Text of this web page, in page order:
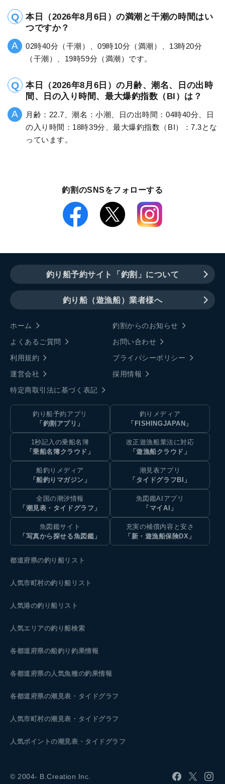
本日（2026年8月6日）の満潮と干潮の時間はい
つですか？
02時40分（干潮）、09時10分（満潮）、13時20分
（干潮）、19時59分（満潮）です。
本日（2026年8月6日）の月齢、潮名、日の出時
間、日の入り時間、最大爆釣指数（BI）は？
月齢：22.7、潮名：小潮、日の出時間：04時40分、日
の入り時間：18時39分、最大爆釣指数（BI）：7.3とな
っています。
釣割のSNSをフォローする
釣り船予約サイト「釣割」について
釣り船（遊漁船）業者様へ
ホーム
釣割からのお知らせ
よくあるご質問
お問い合わせ
利用規約
プライバシーポリシー
運営会社
採用情報
特定商取引法に基づく表記
釣り船予約アプリ
「釣割アプリ」
釣りメディア
「FISHINGJAPAN」
1秒記入の乗船名簿
「乗船名簿クラウド」
改正遊漁船業法に対応
「遊漁船クラウド」
船釣りメディア
「船釣りマガジン」
潮見表アプリ
「タイドグラフBI」
全国の潮汐情報
「潮見表・タイドグラフ」
魚図鑑AIアプリ
「マイAI」
魚図鑑サイト
「写真から探せる魚図鑑」
充実の補償内容と安さ
「新・遊漁船保険DX」
都道府県の釣り船リスト
人気市町村の釣り船リスト
人気港の釣り船リスト
人気エリアの釣り船検索
各都道府県の船釣り釣果情報
各都道府県の人気魚種の釣果情報
各都道府県の潮見表 ・タイドグラフ
人気市町村の潮見表・タイドグラフ
人気ポイントの潮見表・タイドグラフ
© 2004- B.Creation Inc.